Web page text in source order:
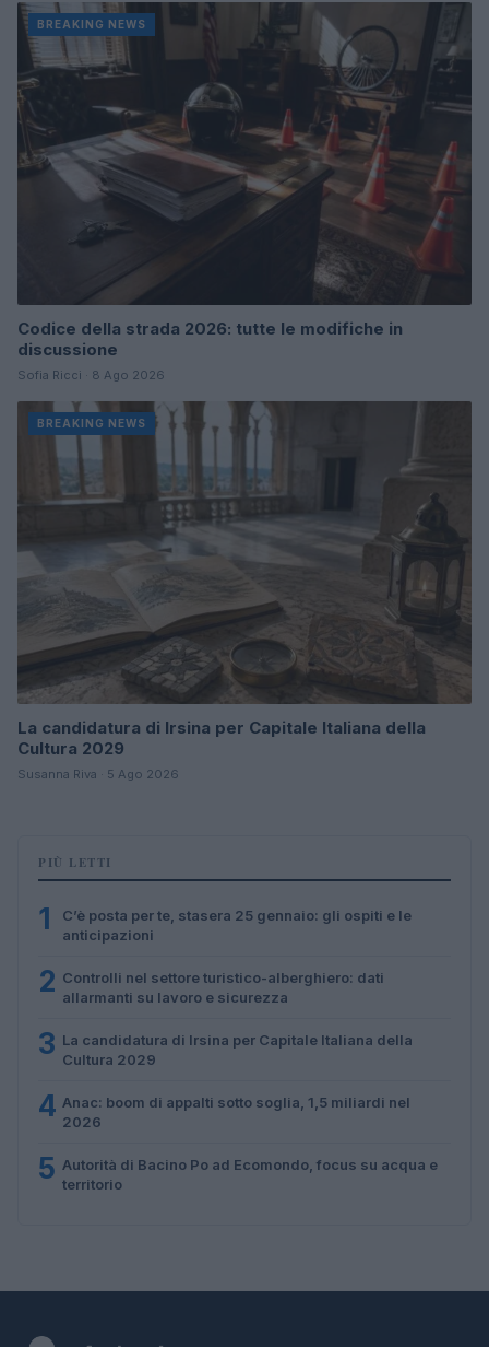
BREAKING NEWS
Codice della strada 2026: tutte le modifiche in
discussione
Sofia Ricci · 8 Ago 2026
BREAKING NEWS
La candidatura di Irsina per Capitale Italiana della
Cultura 2029
Susanna Riva · 5 Ago 2026
PIÙ LETTI
1
C’è posta per te, stasera 25 gennaio: gli ospiti e le
anticipazioni
2 Controlli nel settore turistico-alberghiero: dati
allarmanti su lavoro e sicurezza
3 La candidatura di Irsina per Capitale Italiana della
Cultura 2029
4 Anac: boom di appalti sotto soglia, 1,5 miliardi nel
2026
5 Autorità di Bacino Po ad Ecomondo, focus su acqua e
territorio